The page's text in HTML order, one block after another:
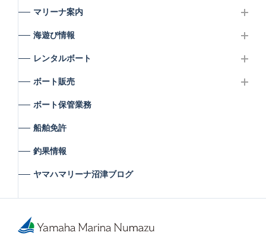
マリーナ案内
海遊び情報
レンタルボート
ボート販売
ボート保管業務
船舶免許
釣果情報
ヤマハマリーナ沼津ブログ